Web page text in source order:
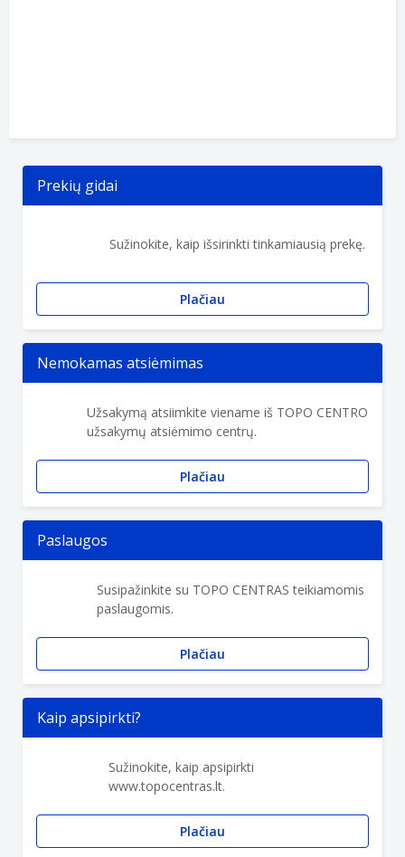
Prekių gidai
Sužinokite, kaip išsirinkti tinkamiausią prekę.
Plačiau
Nemokamas atsiėmimas
Užsakymą atsiimkite viename iš TOPO CENTRO
užsakymų atsiėmimo centrų.
Plačiau
Paslaugos
Susipažinkite su TOPO CENTRAS teikiamomis
paslaugomis.
Plačiau
Kaip apsipirkti?
Sužinokite, kaip apsipirkti
www.topocentras.lt.
Plačiau